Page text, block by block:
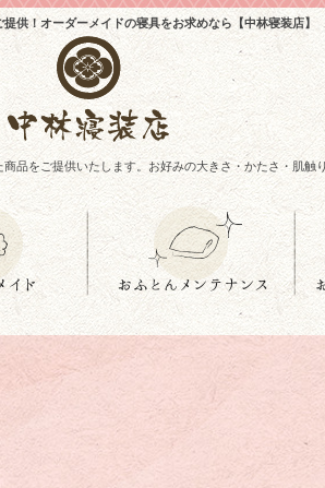
供！オーダーメイドの寝具をお求めなら【中林寝装店】
品をご提供いたします。お好みの大きさ・かたさ・肌